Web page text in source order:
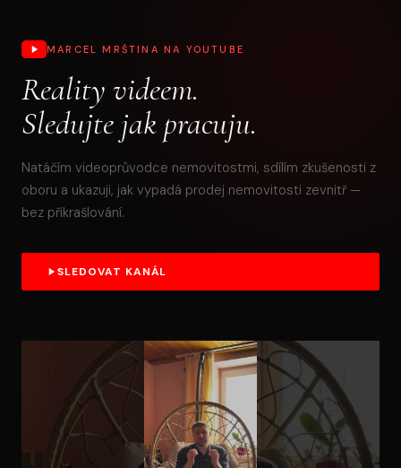
MARCEL MRŠTINA NA YOUTUBE
Reality videem.
Sledujte jak pracuju.
Natáčím videoprůvodce nemovitostmi, sdílím zkušenosti z
oboru a ukazuji, jak vypadá prodej nemovitosti zevnitř —
bez přikrašlování.
SLEDOVAT KANÁL